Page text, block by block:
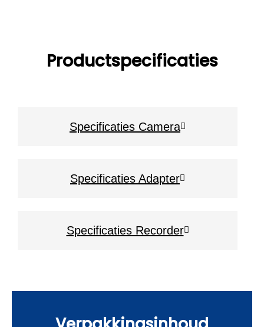
Productspecificaties
Specificaties Camera
Specificaties Adapter
Specificaties Recorder